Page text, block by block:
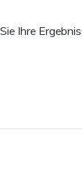
Ihre